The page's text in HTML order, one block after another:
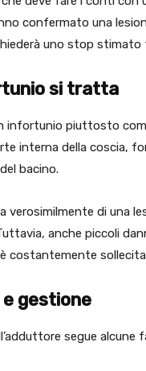
confermato una
uno stop
si tratta
infortunio piuttosto
interna della coscia,
bacino.
verosimilmente di una
anche piccoli
costantemente
e gestione
segue alcune